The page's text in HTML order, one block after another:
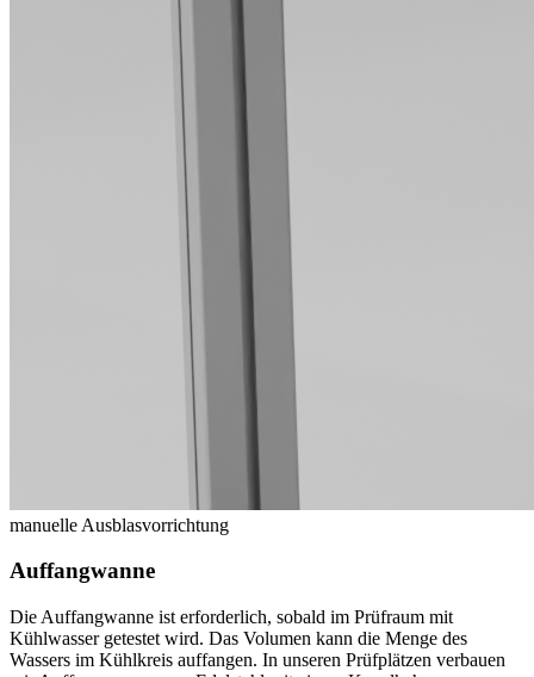
manuelle Ausblasvorrichtung
Auffangwanne
Die Auffangwanne ist erforderlich, sobald im Prüfraum mit
Kühlwasser getestet wird. Das Volumen kann die Menge des
Wassers im Kühlkreis auffangen. In unseren Prüfplätzen verbauen